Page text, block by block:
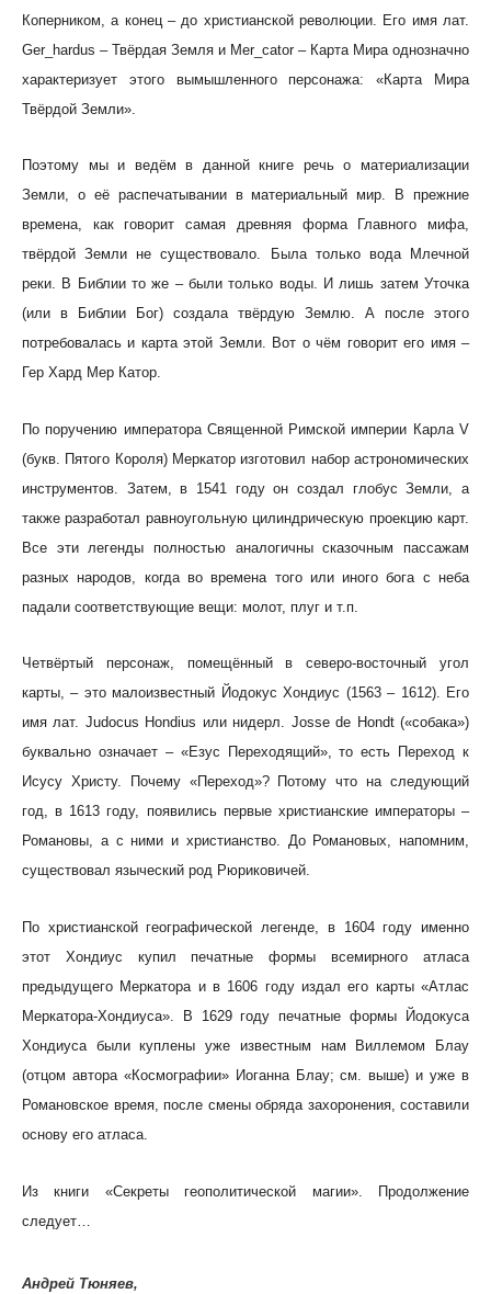
Коперником, а конец – до христианской революции. Его имя лат.
Ger_hardus – Твёрдая Земля и Mer_cator – Карта Мира однозначно
характеризует этого вымышленного персонажа: «Карта Мира
Твёрдой Земли».
Поэтому мы и ведём в данной книге речь о материализации
Земли, о её распечатывании в материальный мир. В прежние
времена, как говорит самая древняя форма Главного мифа,
твёрдой Земли не существовало. Была только вода Млечной
реки. В Библии то же – были только воды. И лишь затем Уточка
(или в Библии Бог) создала твёрдую Землю. А после этого
потребовалась и карта этой Земли. Вот о чём говорит его имя –
Гер Хард Мер Катор.
По поручению императора Священной Римской империи Карла V
(букв. Пятого Короля) Меркатор изготовил набор астрономических
инструментов. Затем, в 1541 году он создал глобус Земли, а
также разработал равноугольную цилиндрическую проекцию карт.
Все эти легенды полностью аналогичны сказочным пассажам
разных народов, когда во времена того или иного бога с неба
падали соответствующие вещи: молот, плуг и т.п.
Четвёртый персонаж, помещённый в северо-восточный угол
карты, – это малоизвестный Йодокус Хондиус (1563 – 1612). Его
имя лат. Judocus Hondius или нидерл. Josse de Hondt («собака»)
буквально означает – «Езус Переходящий», то есть Переход к
Исусу Христу. Почему «Переход»? Потому что на следующий
год, в 1613 году, появились первые христианские императоры –
Романовы, а с ними и христианство. До Романовых, напомним,
существовал языческий род Рюриковичей.
По христианской географической легенде, в 1604 году именно
этот Хондиус купил печатные формы всемирного атласа
предыдущего Меркатора и в 1606 году издал его карты «Атлас
Меркатора-Хондиуса». В 1629 году печатные формы Йодокуса
Хондиуса были куплены уже известным нам Виллемом Блау
(отцом автора «Космографии» Иоганна Блау; см. выше) и уже в
Романовское время, после смены обряда захоронения, составили
основу его атласа.
Из книги «Секреты геополитической магии». Продолжение
следует…
Андрей Тюняев,